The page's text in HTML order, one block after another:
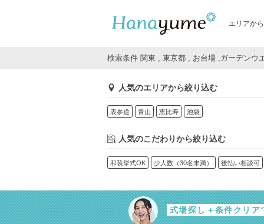
エリアか
検索条件 関東 , 東京都 , お台場 ,ガーデンウ
人気のエリアから絞り込む
表参道 青山 恵比寿 池袋
人気のこだわりから絞り込む
和装挙式OK 少人数（30名未満） 後払い相談可
式場探し＋条件クリア